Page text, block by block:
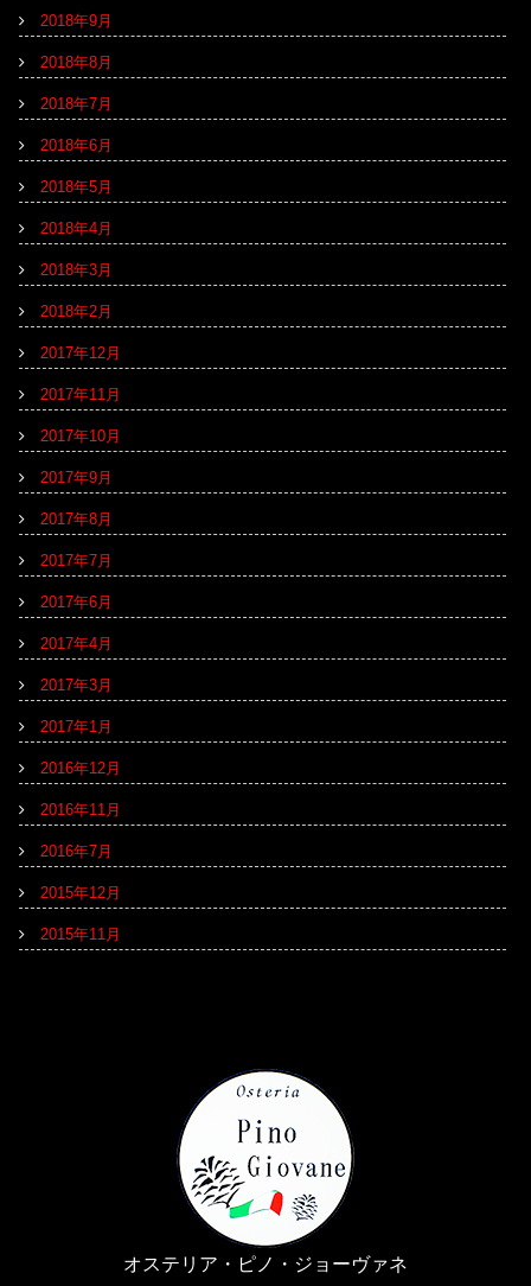
2018年9月
2018年8月
2018年7月
2018年6月
2018年5月
2018年4月
2018年3月
2018年2月
2017年12月
2017年11月
2017年10月
2017年9月
2017年8月
2017年7月
2017年6月
2017年4月
2017年3月
2017年1月
2016年12月
2016年11月
2016年7月
2015年12月
2015年11月
オステリア・ピノ・ジョーヴァネ